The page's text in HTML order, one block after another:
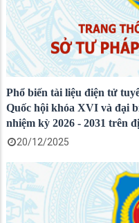
Phổ biến tài liệu điện tử
Quốc hội khóa XVI và đại
nhiệm kỳ 2026 - 2031 trên
20/12/2025